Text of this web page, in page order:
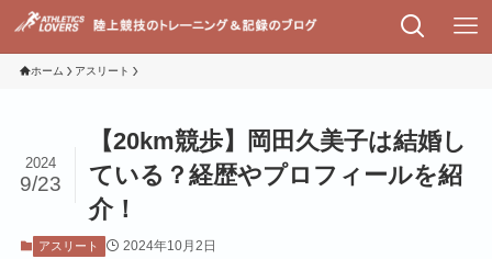
ホーム アスリート
【20km競歩】岡田久美子は結婚し
ている？経歴やプロフィールを紹
介！
2024
9/23
アスリート 2024年10月2日